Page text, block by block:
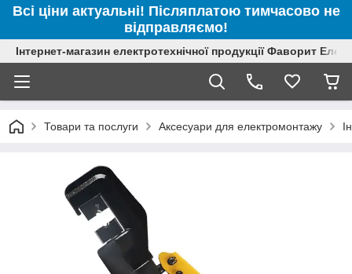
Всі ціни актуальні! Післяплатою тимчасово не
відправляємо!
Інтернет-магазин електротехнічної продукції Фаворит
Товари та послуги Аксесуари для електромонтажу